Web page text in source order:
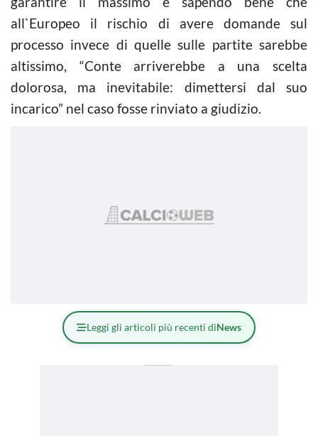
all`Europeo il rischio di avere domande sul
processo invece di quelle sulle partite sarebbe
altissimo, “Conte arriverebbe a una scelta
dolorosa, ma inevitabile: dimettersi dal suo
incarico” nel caso fosse rinviato a giudizio.
Leggi gli articoli più recenti diNews